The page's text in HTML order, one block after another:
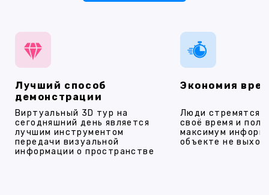
Лучший способ
демонстрации
Виртуальный 3D тур на
сегодняшний день является
лучшим инструментом
передачи визуальной
информации о пространстве
Экономия
Люди стремятся
своё время и
максимум
объекте не